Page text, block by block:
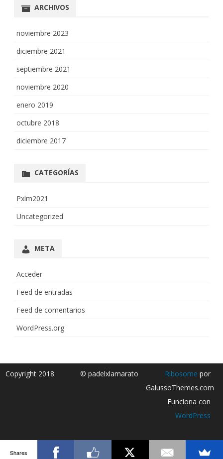
ARCHIVOS
noviembre 2023
diciembre 2021
septiembre 2021
noviembre 2020
enero 2019
octubre 2018
diciembre 2017
CATEGORÍAS
Pxlm2021
Uncategorized
META
Acceder
Feed de entradas
Feed de comentarios
WordPress.org
Copyright 2018 © padelxlamarato Ribosome por
GalussoThemes.com
Funciona con
WordPress
Shares